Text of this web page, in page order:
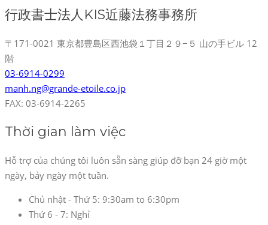
行政書士法人KIS近藤法務事務所
〒171-0021 東京都豊島区西池袋１丁目２９−５ 山の手ビル 12
階
03-6914-0299
manh.ng@grande-etoile.co.jp
FAX: 03-6914-2265
Thời gian làm việc
Hỗ trợ của chúng tôi luôn sẵn sàng giúp đỡ bạn 24 giờ một
ngày, bảy ngày một tuần.
Chủ nhật - Thứ 5: 9:30am to 6:30pm
Thứ 6 - 7: Nghỉ